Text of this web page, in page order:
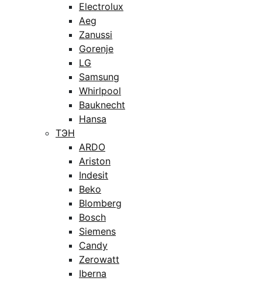
Electrolux
Aeg
Zanussi
Gorenje
LG
Samsung
Whirlpool
Bauknecht
Hansa
ТЭН
ARDO
Ariston
Indesit
Beko
Blomberg
Bosch
Siemens
Candy
Zerowatt
Iberna